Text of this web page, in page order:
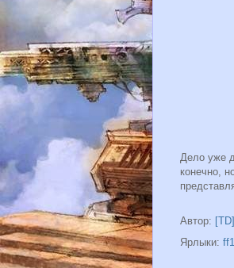
Дело уже
конечно,
Автор: [TD]
Ярлыки: